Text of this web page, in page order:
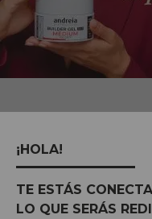
¡HOLA!
TE ESTÁS
LO QUE SERÁS